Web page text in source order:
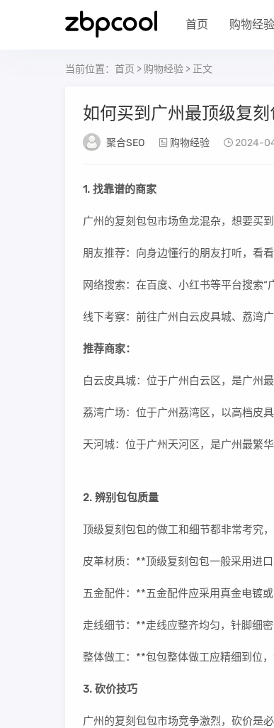
首页 购物经验
当前位置： 首页 > 购物经验 > 正文
如何买到广州最顶级复刻
聚合SEO 购物经验 2024-
1. 找靠谱的商家
广州的复刻包包市场鱼龙混杂，想要买
朋友推荐：向身边懂行的朋友打听，看
网络搜索：在百度、小红书等平台搜索“
线下考察：前往广州白云皮具城、荔湾
推荐商家：
白云皮具城：位于广州白云区，是广州
荔湾广场：位于广州荔湾区，以高档皮
天河城：位于广州天河区，是广州最繁
2. 辨别包包质量
顶级复刻包包的做工和细节都非常考究
皮革材质：**顶级复刻包包一般采用进
五金配件：**五金配件应采用真金电镀
走线细节：**走线应整齐均匀，针脚细
整体做工：**包包整体做工应精细到位，
3. 砍价技巧
广州的复刻包包市场竞争激烈，砍价是